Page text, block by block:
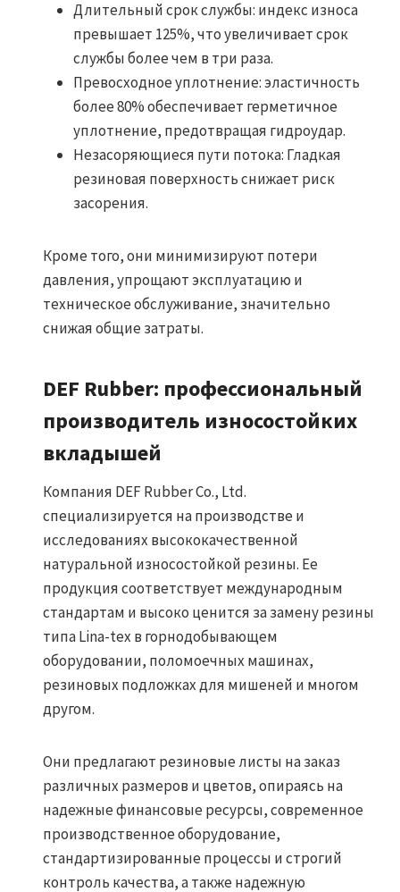
Длительный срок службы: индекс износа
превышает 125%, что увеличивает срок
службы более чем в три раза.
Превосходное уплотнение: эластичность
более 80% обеспечивает герметичное
уплотнение, предотвращая гидроудар.
Незасоряющиеся пути потока: Гладкая
резиновая поверхность снижает риск
засорения.
Кроме того, они минимизируют потери
давления, упрощают эксплуатацию и
техническое обслуживание, значительно
снижая общие затраты.
DEF Rubber: профессиональный
производитель износостойких
вкладышей
Компания DEF Rubber Co., Ltd.
специализируется на производстве и
исследованиях высококачественной
натуральной износостойкой резины. Ее
продукция соответствует международным
стандартам и высоко ценится за замену резины
типа Lina-tex в горнодобывающем
оборудовании, поломоечных машинах,
резиновых подложках для мишеней и многом
другом.
Они предлагают резиновые листы на заказ
различных размеров и цветов, опираясь на
надежные финансовые ресурсы, современное
производственное оборудование,
стандартизированные процессы и строгий
контроль качества, а также надежную